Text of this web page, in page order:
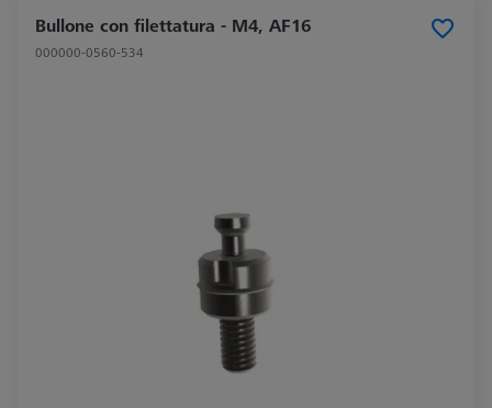
Bullone con filettatura - M4, AF16
000000-0560-534